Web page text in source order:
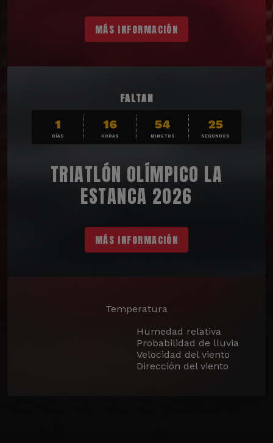
MÁS INFORMACIÓN
FALTAN
1
DÍAS
16
HORAS
54
MINUTOS
24
SEGUNDOS
TRIATLÓN OLÍMPICO LA
ESTANCA 2026
MÁS INFORMACIÓN
Temperatura
Humedad relativa
Probabilidad de lluvia
Velocidad del viento
Dirección del viento